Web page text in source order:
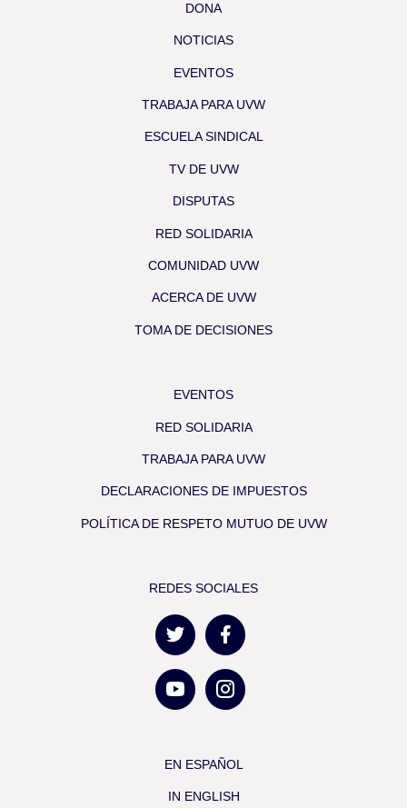
DONA
NOTICIAS
EVENTOS
TRABAJA PARA UVW
ESCUELA SINDICAL
TV DE UVW
DISPUTAS
RED SOLIDARIA
COMUNIDAD UVW
ACERCA DE UVW
TOMA DE DECISIONES
EVENTOS
RED SOLIDARIA
TRABAJA PARA UVW
DECLARACIONES DE IMPUESTOS
POLÍTICA DE RESPETO MUTUO DE UVW
REDES SOCIALES
EN ESPAÑOL
IN ENGLISH